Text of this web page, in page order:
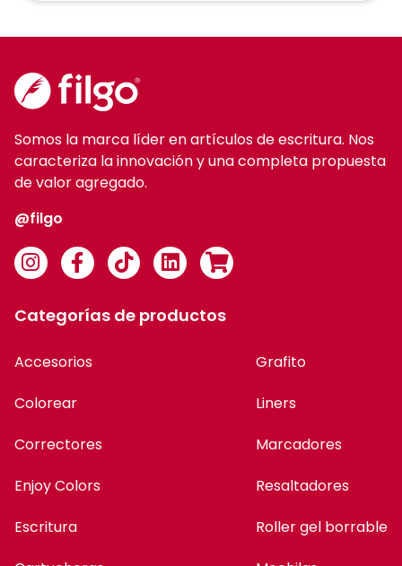
Somos la marca líder en artículos de escritura. Nos
caracteriza la innovación y una completa propuesta
de valor agregado.
@filgo
Categorías de productos
Accesorios
Colorear
Correctores
Enjoy Colors
Escritura
Grafito
Liners
Marcadores
Resaltadores
Roller gel borrable